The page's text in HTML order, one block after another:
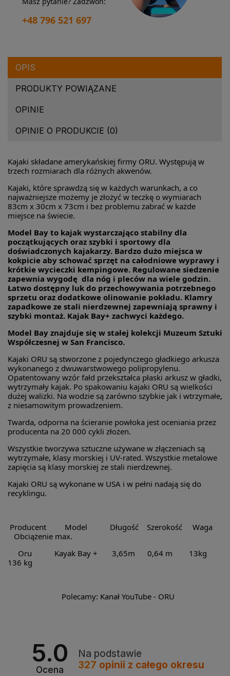
+48 796 521 697
OPIS
PRODUKTY POWIĄZANE
OPINIE
OPINIE O PRODUKCIE (0)
Kajaki składane amerykańskiej firmy ORU. Występują w
trzech rozmiarach dla różnych akwenów.
Kajaki, które sprawdzą się w każdych warunkach, a co
najważniejsze możemy je złożyć w teczkę o wymiarach
83cm x 30cm x 73cm i bez problemu zabrać w każde
miejsce na świecie.
Model Bay to kajak wystarczająco stabilny dla
początkujących oraz szybki i sportowy dla
doświadczonych kajakarzy. Bardzo dużo miejsca w
kokpicie aby schować sprzęt na całodniowe wyprawy i
krótkie wycieczki kempingowe. Regulowane siedzenie
zapewnia wygodę dla nóg i pleców na wiele godzin.
Łatwo dostępny luk do przechowywania potrzebnego
sprzetu oraz dodatkowe olinowanie pokładu. Klamry
zapadkowe ze stali nierdzewnej zapewniają sprawny i
szybki montaż. Kajak Bay+ zachwyci każdego.
Model Bay znajduje się w stałej kolekcji Muzeum Sztuki
Współczesnej w San Francisco.
Kajaki ORU są stworzone z pojedynczego gładkiego arkusza
wykonanego z dwuwarstwowego polipropylenu.
Opatentowany wzór fałd przekształca płaski arkusz w gładki,
wytrzymały kajak. Po spakowaniu kajaki ORU są wielkości
dużej walizki. Na wodzie są zarówno szybkie jak i wtrzymałe,
z niesamowitym prowadzeniem.
Twarda, odporna na ścieranie powłoka jest oceniania przez
producenta na 20 000 cykli złożen.
Wszystkie tworzywa sztuczne używane w złączeniach są
wytrzymałe, klasy morskiej i UV-rated. Wszystkie metalowe
zapięcia są klasy morskiej ze stali nierdzewnej.
Kajaki ORU są wykonane w USA i w pełni nadają się do
recyklingu.
Producent Model Długość Szerokość Waga
Obciążenie max.
Oru Kayak Bay + 3,65m 0,64 m 13kg
136 kg
Polecamy: Kanał YouTube - ORU
5.0
Ocena
Na podstawie
327 opinii z całego okresu